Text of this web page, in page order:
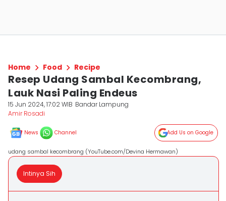
Home Food Recipe
Resep Udang Sambal Kecombrang,
Lauk Nasi Paling Endeus
15 Jun 2024, 17:02 WIB Bandar Lampung
Amir Rosadi
News Channel Add Us on Google
udang sambal kecombrang (YouTube.com/Devina Hermawan)
Intinya Sih